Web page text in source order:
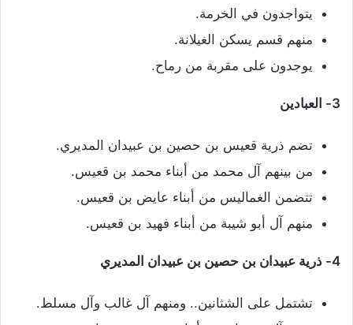
يتواجدون في الخرمة.
منهم قسم يسكن الغيلانة.
يوجدون على مقربة من رماح.
3- العبادين
تضم ذرية قعيس بن حصين بن عبيدان المديري.
من بينهم آل محمد من أبناء محمد بن قعيس.
تتضمن الغماليس من أبناء عايض بن قعيس.
منهم آل أبو شيبة من أبناء فهيد بن قعيس.
4- ذرية عبيدان بن حصين بن عبيدان المديري
تشتمل على الشثانين.. ومنهم آل غالب وآل مسلط.